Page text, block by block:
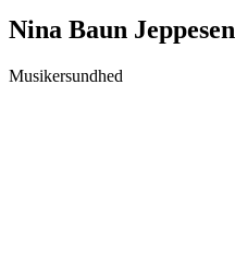
Nina Baun Jeppesen
Musikersundhed